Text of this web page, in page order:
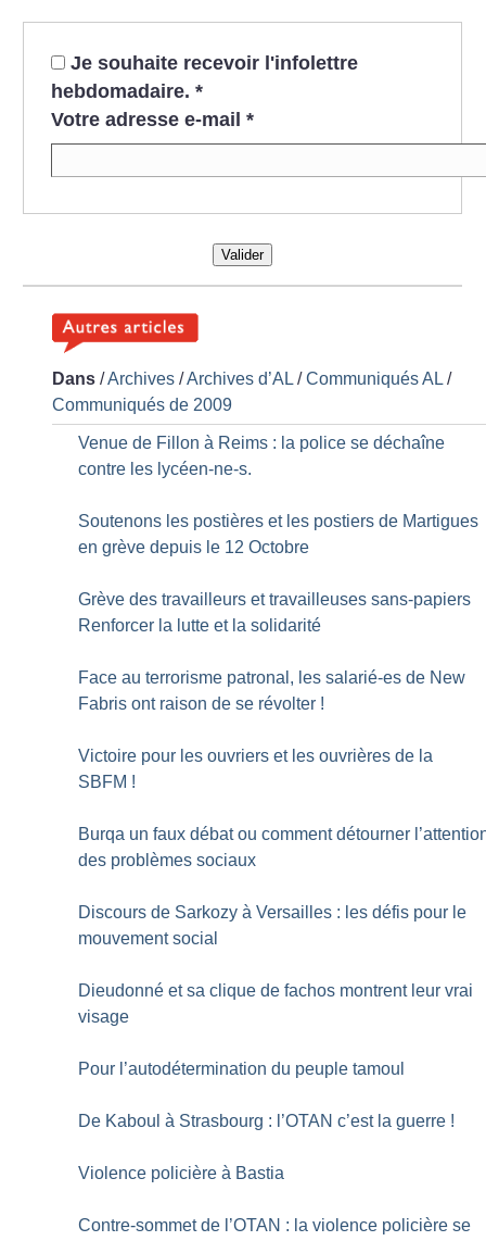
Je souhaite recevoir l'infolettre
hebdomadaire. *
Votre adresse e-mail *
Valider
Dans /Archives /Archives d’AL /Communiqués AL /
Communiqués de 2009
Venue de Fillon à Reims : la police se déchaîne
contre les lycéen-ne-s.
Soutenons les postières et les postiers de Martigues
en grève depuis le 12 Octobre
Grève des travailleurs et travailleuses sans-papiers
Renforcer la lutte et la solidarité
Face au terrorisme patronal, les salarié-es de New
Fabris ont raison de se révolter !
Victoire pour les ouvriers et les ouvrières de la
SBFM !
Burqa un faux débat ou comment détourner
des problèmes sociaux
Discours de Sarkozy à Versailles : les défis pour le
mouvement social
Dieudonné et sa clique de fachos montrent leur vrai
visage
Pour l’autodétermination du peuple tamoul
De Kaboul à Strasbourg : l’OTAN c’est la guerre !
Violence policière à Bastia
Contre-sommet de l’OTAN : la violence policière se